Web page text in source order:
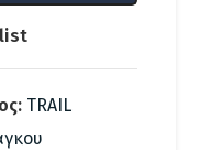
TRAIL